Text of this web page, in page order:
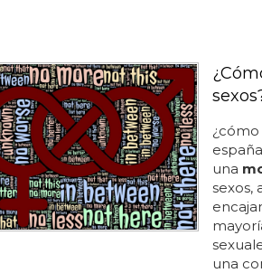
una
sexos,
una